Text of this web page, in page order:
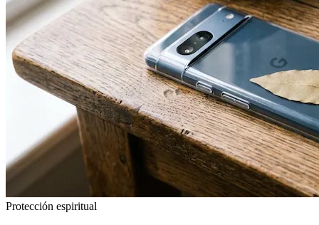
Protección espiritual